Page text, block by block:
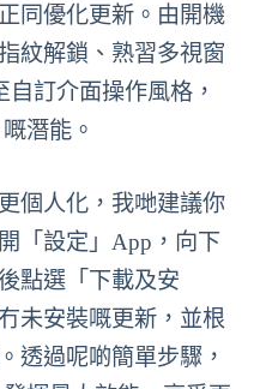
同優化更新。由開機
紋解鎖、熟習多視窗
訂介面操作風格，
潛能。
個人化，我哋建議你
「設定」App，向下
點選「下載及安
未安裝嘅更新，並根
透過呢啲簡單步驟，